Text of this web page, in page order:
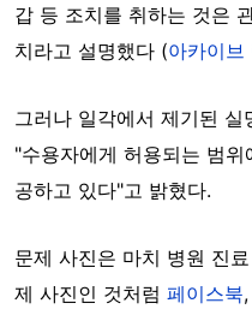
갑 등 조치를 취하는 것은
치라고 설명했다 (아카이브
그러나 일각에서 제기된
"수용자에게 허용되는 범
공하고 있다"고 밝혔다.
문제 사진은 마치 병원 진
제 사진인 것처럼 페이스북,